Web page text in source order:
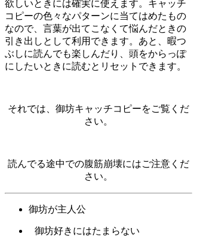
欲しいときには確実に使えます。キャッチ
コピーの色々なパターンに当てはめたもの
なので、言葉が出てこなくて悩んだときの
引き出しとして利用できます。あと、暇つ
ぶしに読んでも楽しんだり、頭をからっぽ
にしたいときに読むとリセットできます。
それでは、御坊キャッチコピーをご覧くだ
さい。
読んでる途中での腹筋崩壊にはご注意くだ
さい。
御坊が主人公
御坊好きにはたまらない